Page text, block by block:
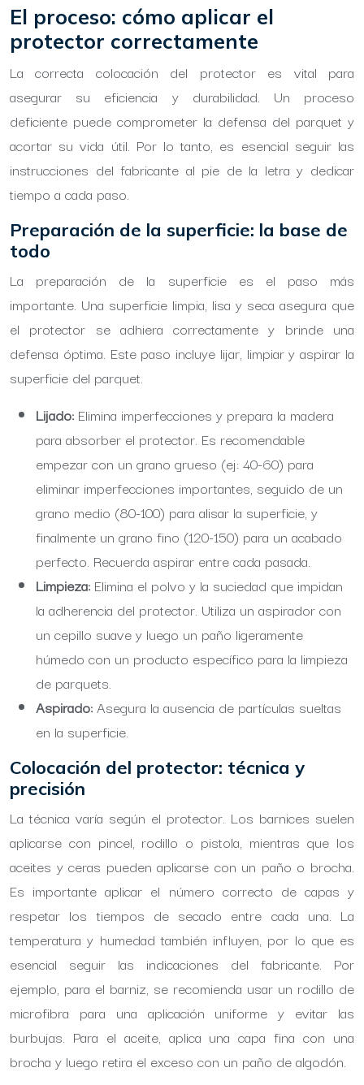
El proceso: cómo aplicar el
protector correctamente
La correcta colocación del protector es vital para
asegurar su eficiencia y durabilidad. Un proceso
deficiente puede comprometer la defensa del parquet y
acortar su vida útil. Por lo tanto, es esencial seguir las
instrucciones del fabricante al pie de la letra y dedicar
tiempo a cada paso.
Preparación de la superficie: la base de
todo
La preparación de la superficie es el paso más
importante. Una superficie limpia, lisa y seca asegura que
el protector se adhiera correctamente y brinde una
defensa óptima. Este paso incluye lijar, limpiar y aspirar la
superficie del parquet.
Lijado: Elimina imperfecciones y prepara la madera
para absorber el protector. Es recomendable
empezar con un grano grueso (ej: 40-60) para
eliminar imperfecciones importantes, seguido de un
grano medio (80-100) para alisar la superficie, y
finalmente un grano fino (120-150) para un acabado
perfecto. Recuerda aspirar entre cada pasada.
Limpieza: Elimina el polvo y la suciedad que impidan
la adherencia del protector. Utiliza un aspirador con
un cepillo suave y luego un paño ligeramente
húmedo con un producto específico para la limpieza
de parquets.
Aspirado:Asegura la ausencia de partículas sueltas
en la superficie.
Colocación del protector: técnica y
precisión
La técnica varía según el protector. Los barnices suelen
aplicarse con pincel, rodillo o pistola, mientras que los
aceites y ceras pueden aplicarse con un paño o brocha.
Es importante aplicar el número correcto de capas y
respetar los tiempos de secado entre cada una. La
temperatura y humedad también influyen, por lo que es
esencial seguir las indicaciones del fabricante. Por
ejemplo, para el barniz, se recomienda usar un rodillo de
microfibra para una aplicación uniforme y evitar las
burbujas. Para el aceite, aplica una capa fina con una
brocha y luego retira el exceso con un paño de algodón.